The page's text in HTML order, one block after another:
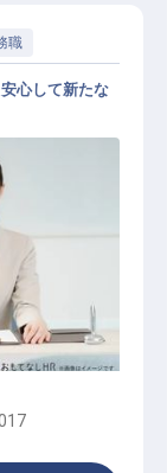
職
心して新たな